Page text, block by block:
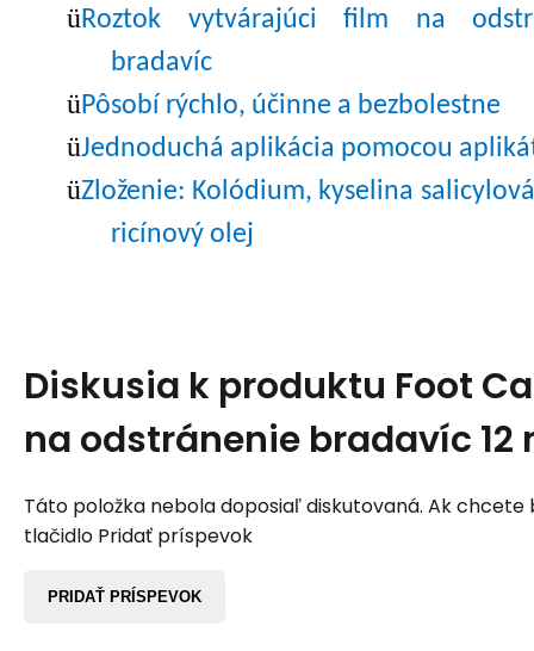
üRoztok vytvárajúci film na
bradavíc
üPôsobí rýchlo, účinne a bezbolestne
üJednoduchá aplikácia pomocou
üZloženie: Kolódium, kyselina
ricínový olej
Diskusia k produktu Foot
na odstránenie bradavíc 12
Táto položka nebola doposiaľ diskutovaná. Ak chcete
tlačidlo Pridať príspevok
PRIDAŤ PRÍSPEVOK